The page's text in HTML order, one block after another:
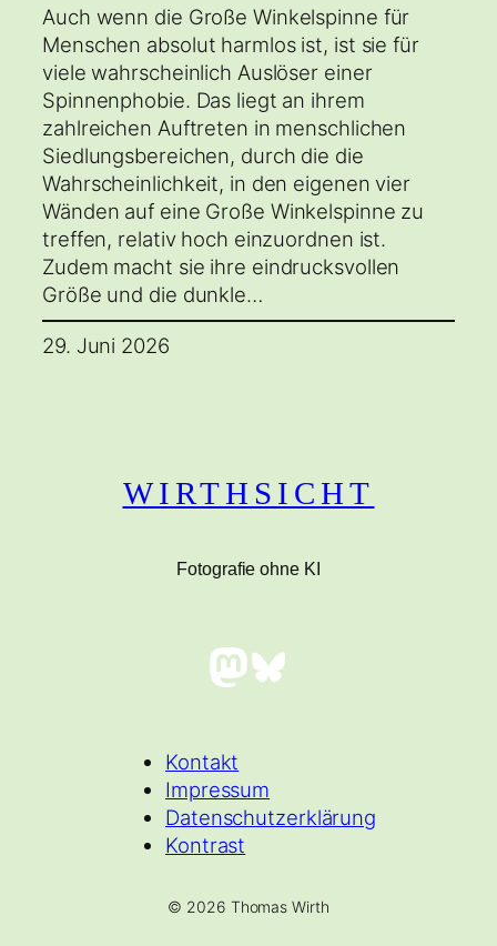
Auch wenn die Große Winkelspinne für
Menschen absolut harmlos ist, ist sie für
viele wahrscheinlich Auslöser einer
Spinnenphobie. Das liegt an ihrem
zahlreichen Auftreten in menschlichen
Siedlungsbereichen, durch die die
Wahrscheinlichkeit, in den eigenen vier
Wänden auf eine Große Winkelspinne zu
treffen, relativ hoch einzuordnen ist.
Zudem macht sie ihre eindrucksvollen
Größe und die dunkle…
29. Juni 2026
WIRTHSICHT
Fotografie ohne KI
Mastodon
Bluesky
Kontakt
Impressum
Datenschutzerklärung
Kontrast
© 2026 Thomas Wirth